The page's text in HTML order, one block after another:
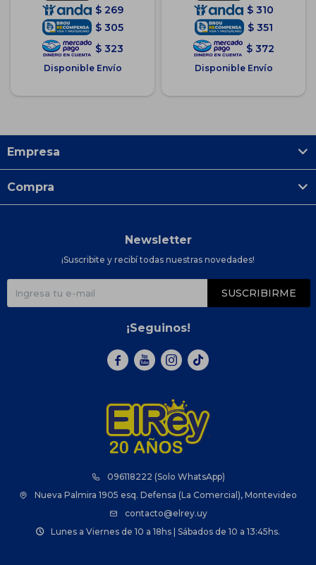
$ 269
$ 305
$ 323
Disponible Envío
$ 310
$ 351
$ 372
Disponible Envío
096118222 (Solo WhatsApp)
Nueva Palmira 1905 esq. Defensa (La Comercial), Montevideo
contacto@elrey.uy
Lunes a Viernes de 10 a 18hs | Sábados de 10 a 13:45hs.
Empresa
Compra
Newsletter
¡Suscribite y recibí todas nuestras novedades!
SUSCRIBIRME
¡Seguinos!
  